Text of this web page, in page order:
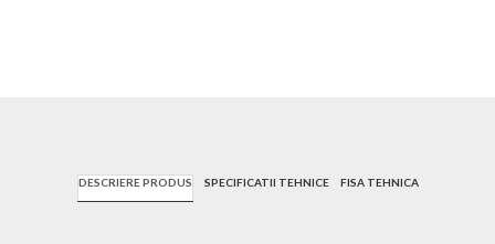
DESCRIERE PRODUS SPECIFICATII TEHNICE FISA TEHNICA